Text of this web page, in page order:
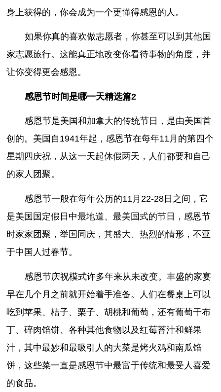
身上获得的，你会成为一个更懂得感恩的人。
如果你真的喜欢做志愿者，你甚至可以到其他国
家志愿旅行。这能真正地改变你看待事物的角度，并
让你变得更会感恩。
感恩节时间是哪一天精选篇2
感恩节是美国和加拿大的传统节日，是由美国首
创的。美国自1941年起，感恩节在每年11月的第四个
星期四庆祝，从这一天起休假两天，人们都要和自己
的家人团聚。
感恩节一般在每年公历的11月22-28日之间，它
是美国国定假日中最地道、最美国式的节日，感恩节
时家家团聚，举国同庆，其盛大、热烈的情形，不亚
于中国人过春节。
感恩节庆祝模式许多年来从未改变。丰盛的家宴
早在几个月之前就开始着手准备。人们在餐桌上可以
吃到苹果、桔子、栗子、胡桃和葡萄，还有葡萄干布
丁、碎肉馅饼、各种其他食物以及红莓苔汁和鲜果
汁，其中最妙和最吸引人的大菜是烤火鸡和南瓜馅
饼，这些菜一直是感恩节中最富于传统和最受人喜爱
的食品。